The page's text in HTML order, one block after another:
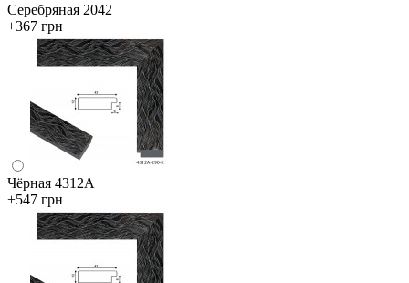
Серебряная 2042
+367 грн
Чёрная 4312А
+547 грн